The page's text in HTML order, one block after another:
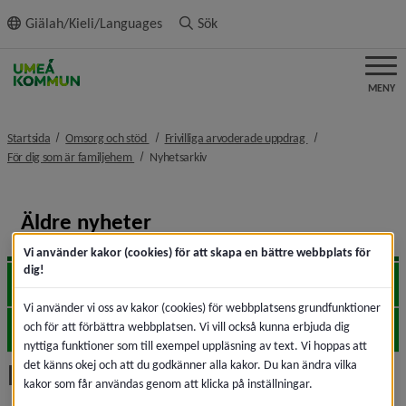
innehållet
Giälah/Kieli/Languages Sök
MENY
Startsida Omsorg och stöd nivå i brödsmulenavigeringen
Frivilliga arvoderade uppdrag nivå i
För dig som är familjehem nivå i brödsmulenavigeringen
Nyhetsarkivnivå i brödsmulenavigeringen
Äldre nyheter
2026
2025
Nyhetsarkiv
Vi använder kakor (cookies) för att skapa en bättre webbplats för
dig!
Vi använder vi oss av kakor (cookies) för webbplatsens grundfunktioner
och för att förbättra webbplatsen. Vi vill också kunna erbjuda dig
nyttiga funktioner som till exempel uppläsning av text. Vi hoppas att
det känns okej och att du godkänner alla kakor. Du kan ändra vilka
kakor som får användas genom att klicka på inställningar.